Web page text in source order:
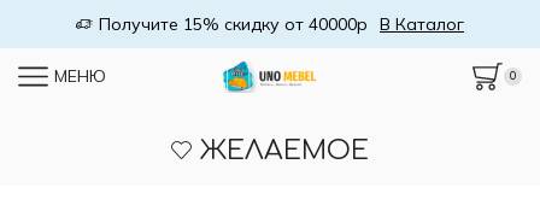
Получите 15% скидку от 40000р В Каталог
МЕНЮ 0
ЖЕЛАЕМОЕ